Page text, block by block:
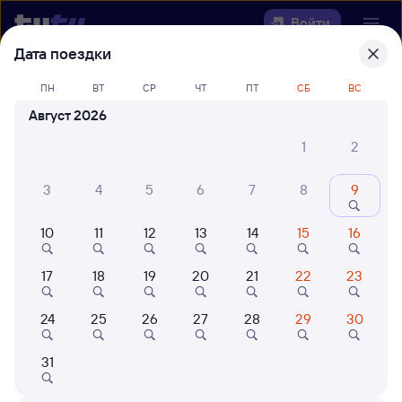
Войти
Выберите день, чтобы найтиж/д
билеты Бугуруслан — Ржава
Куда
Когда
Кто едет
Найти поезда
Дата поездки
ПН ВТ СР ЧТ ПТ СБ ВС
Август 2026
1
2
3 4 5 6 7 8 9
10 11 12 13 14 15 16
17 18 19 20 21 22 23
24 25 26 27 28 29 30
31